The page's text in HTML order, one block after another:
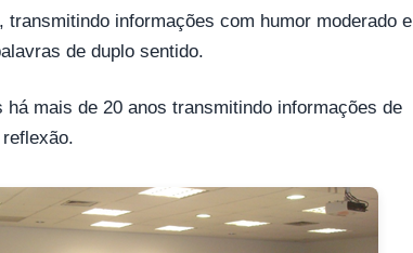
informações com humor moderado e
de duplo sentido.
mais de 20 anos transmitindo informações de